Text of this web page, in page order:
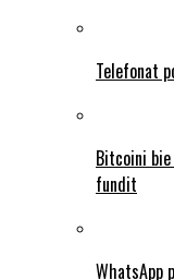
Telefonat
Bitcoini
fundit
WhatsApp